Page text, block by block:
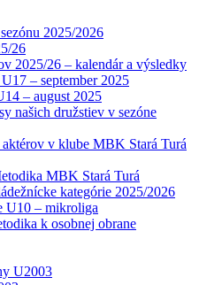
2025/2026
26
2025/26 – kalendár a výsledky
– september 2025
– august 2025
našich družstiev v sezóne
aktérov v klube MBK Stará Turá
MBK Stará Turá
kategórie 2025/2026
U10 – mikroliga
k osobnej obrane
U2003